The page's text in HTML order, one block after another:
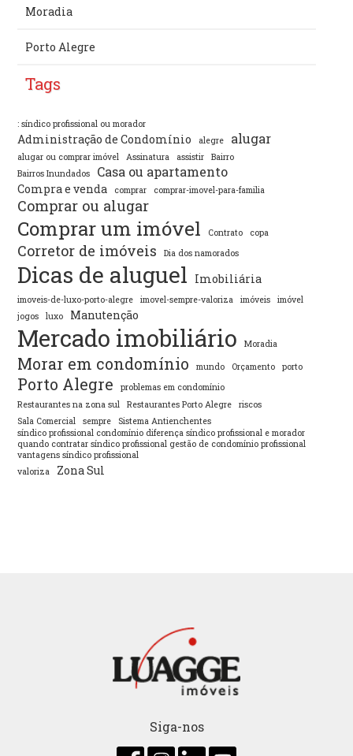
Moradia
Porto Alegre
Tags
: síndico profissional ou morador
Administração de Condomínio alegre alugar
alugar ou comprar imóvel Assinatura assistir
Bairro
Bairros Inundados
Casa ou apartamento
Compra e venda comprar comprar-imovel-para-familia
Comprar ou alugar
Comprar um imóvel Contrato copa
Corretor de imóveis Dia dos namorados
Dicas de aluguel Imobiliária
imoveis-de-luxo-porto-alegre imovel-sempre-valoriza imóveis
imóvel
jogos
luxo Manutenção
Mercado imobiliário Moradia
Morar em condomínio mundo Orçamento porto
Porto Alegre
problemas em condomínio
Restaurantes na zona sul
Restaurantes Porto Alegre
riscos
Sala Comercial
sempre
Sistema Antienchentes
síndico profissional condomínio diferença síndico profissional e morador
quando contratar síndico profissional gestão de condomínio profissional
vantagens síndico profissional
valoriza
Zona Sul
Siga-nos